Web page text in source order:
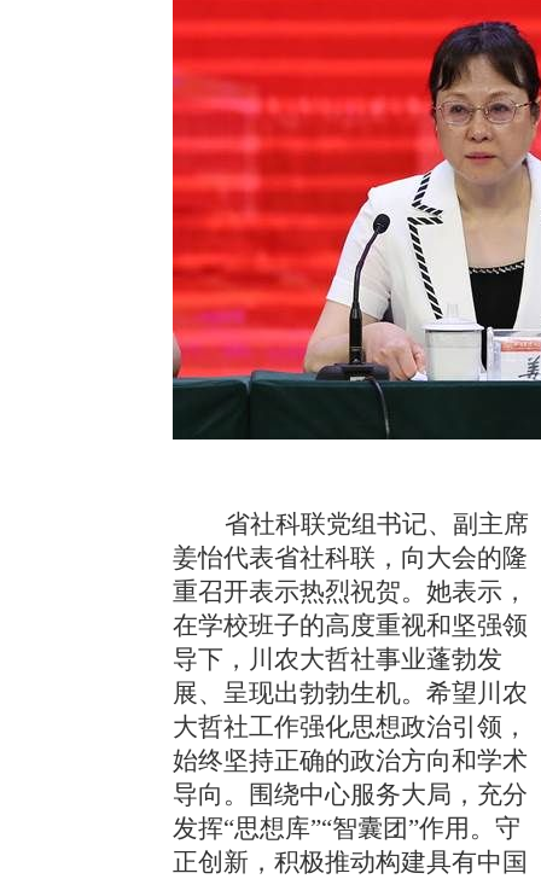
省社科联党组书记、副主席
姜怡代表省社科联，向大会的隆
重召开表示热烈祝贺。她表示，
在学校班子的高度重视和坚强领
导下，川农大哲社事业蓬勃发
展、呈现出勃勃生机。希望川农
大哲社工作强化思想政治引领，
始终坚持正确的政治方向和学术
导向。围绕中心服务大局，充分
发挥“思想库”“智囊团”作用。守
正创新，积极推动构建具有中国